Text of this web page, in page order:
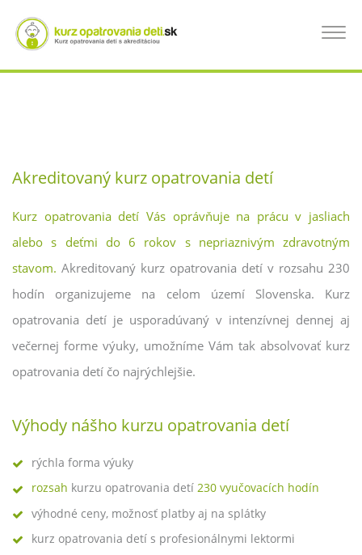
hlavný
obsah
Toggle
KURZ OPATROVANIA DETÍ TRNAVA, KURZ
PRE OPATROVATEĽKÝ DETÍ
Akreditovaný kurz opatrovania detí
Kurz opatrovania detí Vás oprávňuje na prácu v jasliach
alebo s deťmi do 6 rokov s nepriaznivým zdravotným
stavom. Akreditovaný kurz opatrovania detí v rozsahu 230
hodín organizujeme na celom území Slovenska. Kurz
opatrovania detí je usporadúvaný v intenzívnej dennej aj
večernej forme výuky, umožníme Vám tak absolvovať kurz
opatrovania detí čo najrýchlejšie.
Výhody nášho kurzu opatrovania detí
rýchla forma výuky
rozsah kurzu opatrovania detí 230 vyučovacích hodín
výhodné ceny, možnosť platby aj na splátky
kurz opatrovania detí s profesionálnymi lektormi